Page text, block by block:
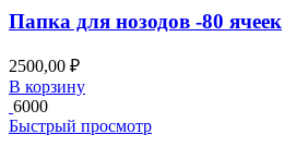
Папка для нозодов -80 ячеек
2500,00 ₽
В корзину
6000
Быстрый просмотр